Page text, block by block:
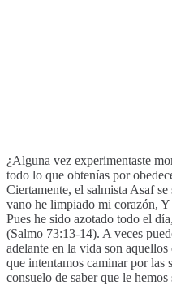
¿Alguna vez experimentaste
todo lo que obtenías por
Ciertamente, el salmista Asaf
vano he limpiado mi corazón,
Pues he sido azotado todo el
(Salmo 73:13-14). A veces
adelante en la vida son
que intentamos caminar por las
consuelo de saber que le hemos